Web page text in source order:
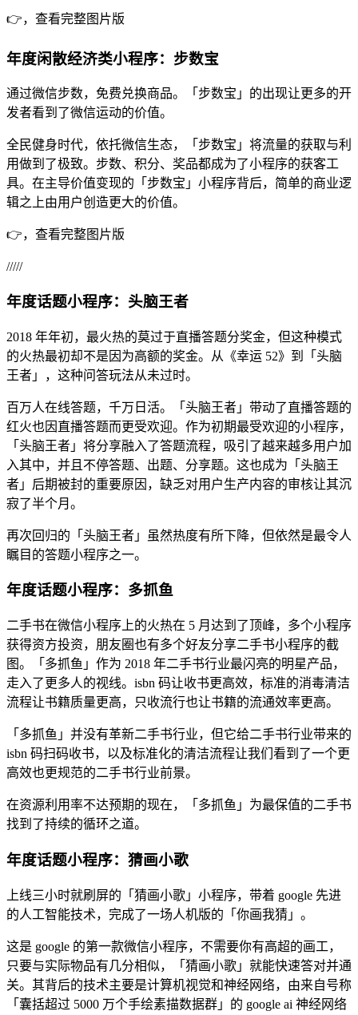
👉，查看完整图片版
年度闲散经济类小程序：步数宝
通过微信步数，免费兑换商品。「步数宝」的出现让更多的开
发者看到了微信运动的价值。
全民健身时代，依托微信生态，「步数宝」将流量的获取与利
用做到了极致。步数、积分、奖品都成为了小程序的获客工
具。在主导价值变现的「步数宝」小程序背后，简单的商业逻
辑之上由用户创造更大的价值。
👉，查看完整图片版
/////
年度话题小程序：头脑王者
2018 年年初，最火热的莫过于直播答题分奖金，但这种模式
的火热最初却不是因为高额的奖金。从《幸运 52》到「头脑
王者」，这种问答玩法从未过时。
百万人在线答题，千万日活。「头脑王者」带动了直播答题的
红火也因直播答题而更受欢迎。作为初期最受欢迎的小程序，
「头脑王者」将分享融入了答题流程，吸引了越来越多用户加
入其中，并且不停答题、出题、分享题。这也成为「头脑王
者」后期被封的重要原因，缺乏对用户生产内容的审核让其沉
寂了半个月。
再次回归的「头脑王者」虽然热度有所下降，但依然是最令人
瞩目的答题小程序之一。
年度话题小程序：多抓鱼
二手书在微信小程序上的火热在 5 月达到了顶峰，多个小程序
获得资方投资，朋友圈也有多个好友分享二手书小程序的截
图。「多抓鱼」作为 2018 年二手书行业最闪亮的明星产品，
走入了更多人的视线。isbn 码让收书更高效，标准的消毒清洁
流程让书籍质量更高，只收流行也让书籍的流通效率更高。
「多抓鱼」并没有革新二手书行业，但它给二手书行业带来的
isbn 码扫码收书，以及标准化的清洁流程让我们看到了一个更
高效也更规范的二手书行业前景。
在资源利用率不达预期的现在，「多抓鱼」为最保值的二手书
找到了持续的循环之道。
年度话题小程序：猜画小歌
上线三小时就刷屏的「猜画小歌」小程序，带着 google 先进
的人工智能技术，完成了一场人机版的「你画我猜」。
这是 google 的第一款微信小程序，不需要你有高超的画工，
只要与实际物品有几分相似，「猜画小歌」就能快速答对并通
关。其背后的技术主要是计算机视觉和神经网络，由来自号称
「囊括超过 5000 万个手绘素描数据群」的 google ai 神经网络